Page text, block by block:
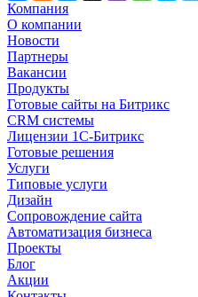
Компания
О компании
Новости
Партнеры
Вакансии
Продукты
Готовые сайты на Битрикс
CRM системы
Лицензии 1С-Битрикс
Готовые решения
Услуги
Типовые услуги
Дизайн
Сопровождение сайта
Автоматизация бизнеса
Проекты
Блог
Акции